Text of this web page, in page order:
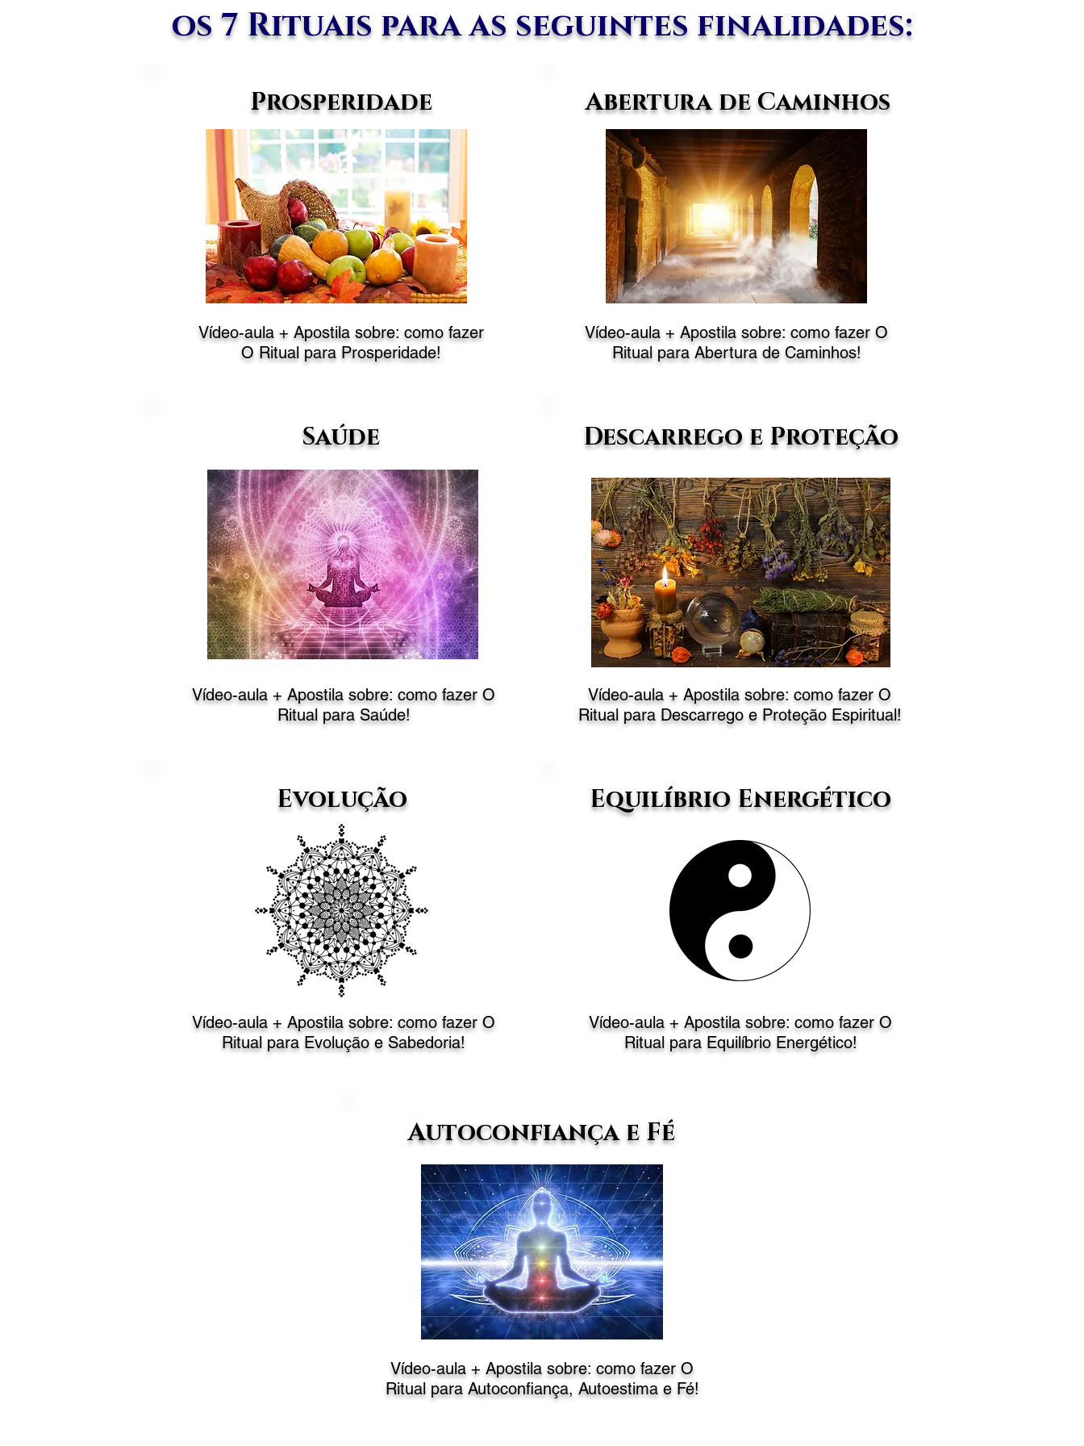
os 7 Rituais para as seguintes finalidades:
Prosperidade
Vídeo-aula + Apostila sobre: como fazer
O Ritual para Prosperidade!
Abertura de Caminhos
Vídeo-aula + Apostila sobre: como fazer O
Ritual para Abertura de Caminhos!
Saúde
Vídeo-aula + Apostila sobre: como fazer O
Ritual para Saúde!
Descarrego e Proteção
Vídeo-aula + Apostila sobre: como fazer O
Ritual para Descarrego e Proteção Espiritual!
Evolução
Vídeo-aula + Apostila sobre: como fazer O
Ritual para Evolução e Sabedoria!
Equilíbrio Energético
Vídeo-aula + Apostila sobre: como fazer O
Ritual para Equilíbrio Energético!
Autoconfiança e Fé
Vídeo-aula + Apostila sobre: como fazer O
Ritual para Autoconfiança, Autoestima e Fé!